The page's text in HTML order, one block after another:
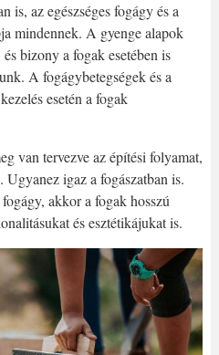
is, az egészséges fogágy és a
mindennek. A gyenge alapok
bizony a fogak esetében is
A fogágybetegségek és a
esetén a fogak
van tervezve az építési folyamat,
Ugyanez igaz a fogászatban is.
akkor a fogak hosszú
és esztétikájukat is.